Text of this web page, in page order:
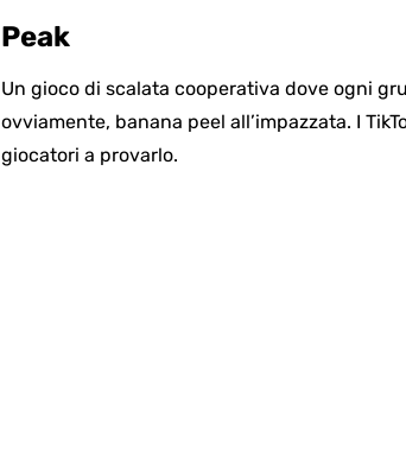
Peak
Un gioco di scalata cooperativa dove ogni
ovviamente, banana peel all’impazzata. I
giocatori a provarlo.